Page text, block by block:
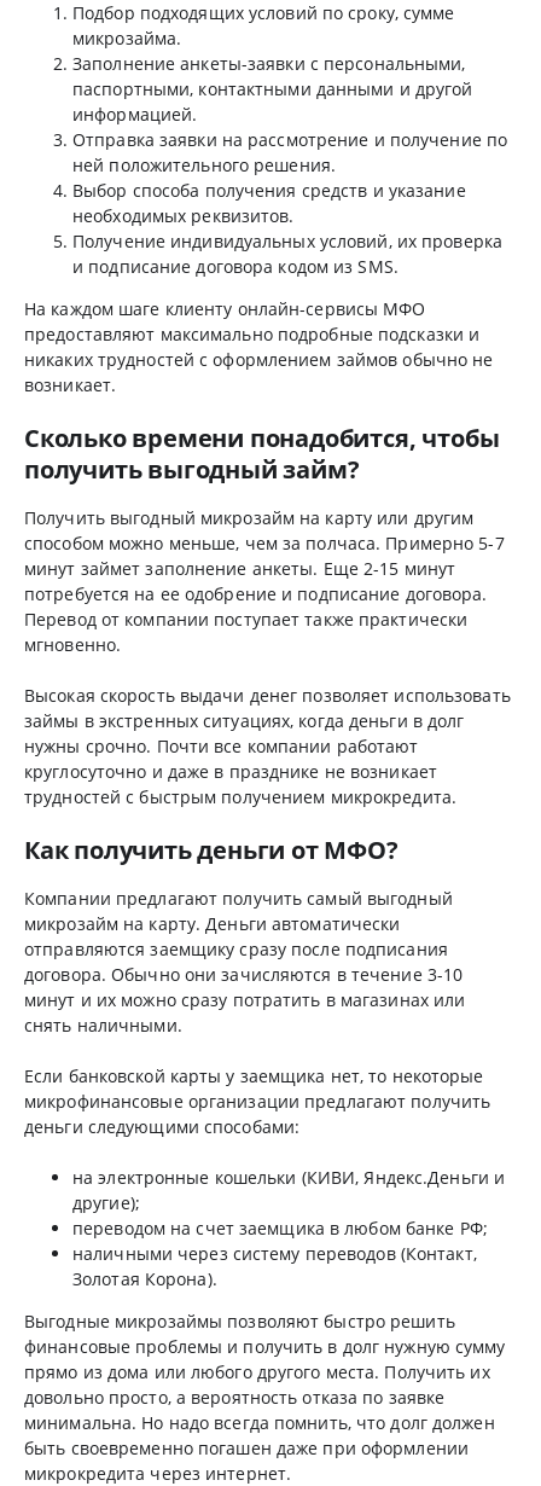
Подбор подходящих условий по сроку, сумме
микрозайма.
Заполнение анкеты-заявки с персональными,
паспортными, контактными данными и другой
информацией.
Отправка заявки на рассмотрение и получение по
ней положительного решения.
Выбор способа получения средств и указание
необходимых реквизитов.
Получение индивидуальных условий, их проверка
и подписание договора кодом из SMS.
На каждом шаге клиенту онлайн-сервисы МФО
предоставляют максимально подробные подсказки и
никаких трудностей с оформлением займов обычно не
возникает.
Сколько времени понадобится, чтобы
получить выгодный займ?
Получить выгодный микрозайм на карту или другим
способом можно меньше, чем за полчаса. Примерно 5-7
минут займет заполнение анкеты. Еще 2-15 минут
потребуется на ее одобрение и подписание договора.
Перевод от компании поступает также практически
мгновенно.
Высокая скорость выдачи денег позволяет использовать
займы в экстренных ситуациях, когда деньги в долг
нужны срочно. Почти все компании работают
круглосуточно и даже в празднике не возникает
трудностей с быстрым получением микрокредита.
Как получить деньги от МФО?
Компании предлагают получить самый выгодный
микрозайм на карту. Деньги автоматически
отправляются заемщику сразу после подписания
договора. Обычно они зачисляются в течение 3-10
минут и их можно сразу потратить в магазинах или
снять наличными.
Если банковской карты у заемщика нет, то некоторые
микрофинансовые организации предлагают получить
деньги следующими способами:
на электронные кошельки (КИВИ, Яндекс.Деньги и
другие);
переводом на счет заемщика в любом банке РФ;
наличными через систему переводов (Контакт,
Золотая Корона).
Выгодные микрозаймы позволяют быстро решить
финансовые проблемы и получить в долг нужную сумму
прямо из дома или любого другого места. Получить их
довольно просто, а вероятность отказа по заявке
минимальна. Но надо всегда помнить, что долг должен
быть своевременно погашен даже при оформлении
микрокредита через интернет.